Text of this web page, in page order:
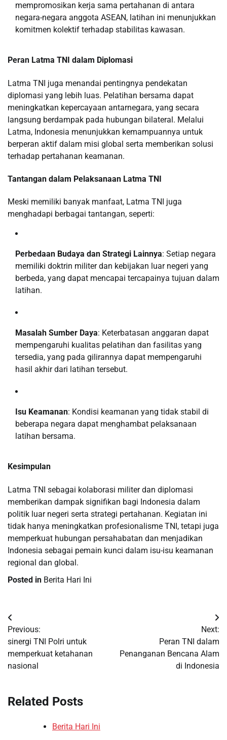
mempromosikan kerja sama pertahanan di antara
negara-negara anggota ASEAN, latihan ini menunjukkan
komitmen kolektif terhadap stabilitas kawasan.
Peran Latma TNI dalam Diplomasi
Latma TNI juga menandai pentingnya pendekatan
diplomasi yang lebih luas. Pelatihan bersama dapat
meningkatkan kepercayaan antarnegara, yang secara
langsung berdampak pada hubungan bilateral. Melalui
Latma, Indonesia menunjukkan kemampuannya untuk
berperan aktif dalam misi global serta memberikan solusi
terhadap pertahanan keamanan.
Tantangan dalam Pelaksanaan Latma TNI
Meski memiliki banyak manfaat, Latma TNI juga
menghadapi berbagai tantangan, seperti:
Perbedaan Budaya dan Strategi Lainnya: Setiap negara
memiliki doktrin militer dan kebijakan luar negeri yang
berbeda, yang dapat mencapai tercapainya tujuan dalam
latihan.
Masalah Sumber Daya: Keterbatasan anggaran dapat
mempengaruhi kualitas pelatihan dan fasilitas yang
tersedia, yang pada gilirannya dapat mempengaruhi
hasil akhir dari latihan tersebut.
Isu Keamanan: Kondisi keamanan yang tidak stabil di
beberapa negara dapat menghambat pelaksanaan
latihan bersama.
Kesimpulan
Latma TNI sebagai kolaborasi militer dan diplomasi
memberikan dampak signifikan bagi Indonesia dalam
politik luar negeri serta strategi pertahanan. Kegiatan ini
tidak hanya meningkatkan profesionalisme TNI, tetapi juga
memperkuat hubungan persahabatan dan menjadikan
Indonesia sebagai pemain kunci dalam isu-isu keamanan
regional dan global.
Posted in Berita Hari Ini
Post
navigation
Previous:
sinergi TNI Polri untuk
memperkuat ketahanan
nasional
Next:
Peran TNI dalam
Penanganan Bencana Alam
di Indonesia
Related Posts
Berita Hari Ini